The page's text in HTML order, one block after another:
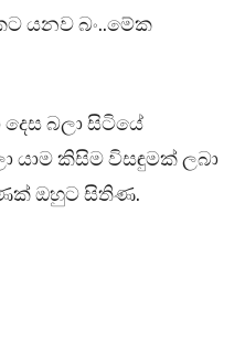
යනව බං..මේක
බලා සිටියේ
යාම කිසිම විසඳුමක් ලබා
ඔහුට සිතිණ.